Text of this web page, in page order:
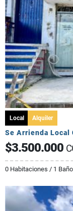
Local Alquiler
Se Arrienda Local
$3.500.000
0 Habitaciones / 1